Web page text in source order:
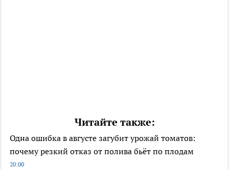
Читайте также:
Одна ошибка в августе загубит урожай томатов:
почему резкий отказ от полива бьёт по плодам
20:00